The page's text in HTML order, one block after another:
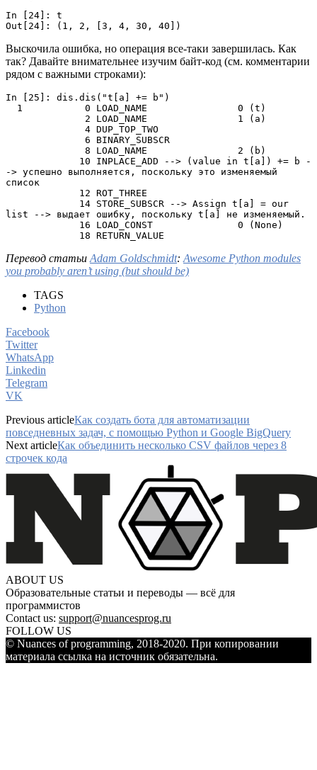
In [24]: t
Out[24]: (1, 2, [3, 4, 30, 40])
Выскочила ошибка, но операция все-таки завершилась. Как
так? Давайте внимательнее изучим байт-код (см. комментарии
рядом с важными строками):
In [25]: dis.dis("t[a] += b")
-> успешно выполняется, поскольку это изменяемый
список
list --> выдает ошибку, поскольку t[a] не изменяемый.
             18 RETURN_VALUE
Перевод статьи Adam Goldschmidt: Awesome Python modules
you probably aren’t using (but should be)
TAGS
Python
Facebook
Twitter
WhatsApp
Linkedin
Telegram
VK
Previous articleКак создать бота для автоматизации
повседневных задач, с помощью Python и Google BigQuery
Next articleКак объединить несколько CSV файлов через 8
строчек кода
ABOUT US
Образовательные статьи и переводы — всё для
программистов
Contact us: support@nuancesprog.ru
FOLLOW US
© Nuances of programming, 2018-2020. При копировании
материала ссылка на источник обязательна.